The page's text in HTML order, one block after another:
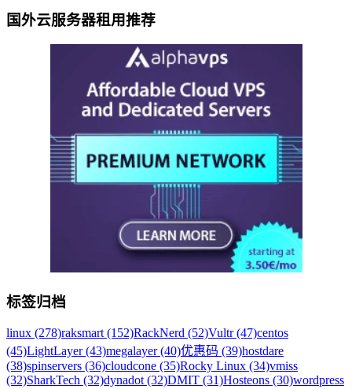
国外云服务器租用推荐
标签归档
linux (278)raksmart (152)RackNerd (52)Vultr (47)centos
(45)LightLayer (43)megalayer (40)优惠码 (39)hostdare
(38)spinservers (36)cloudcone (35)Rocky Linux (34)vmiss
(32)SharkTech (32)dynadot (32)DMIT (31)Hosteons (30)wordpress